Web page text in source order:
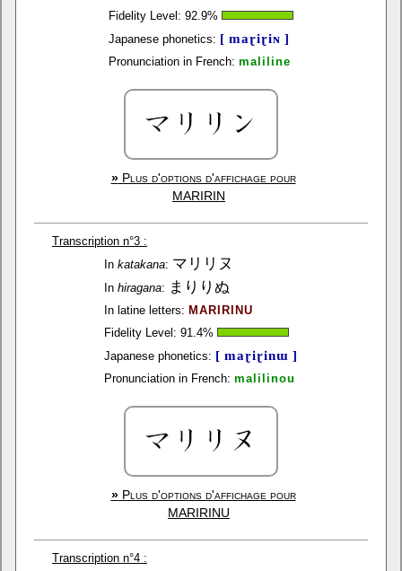
Fidelity Level: 92.9%
Japanese phonetics: [ maɽiɽiɴ ]
Pronunciation in French: maliline
»Plus d'options d'affichage pour
MARIRIN
Transcription n°3 :
In katakana: マリリヌ
In hiragana: まりりぬ
In latine letters: MARIRINU
Fidelity Level: 91.4%
Japanese phonetics: [ maɽiɽinɯ ]
Pronunciation in French: malilinou
»Plus d'options d'affichage pour
MARIRINU
Transcription n°4 :